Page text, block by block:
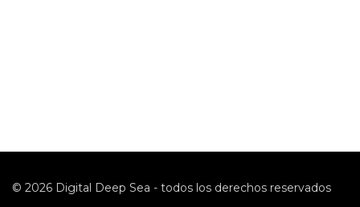
© 2026 Digital Deep Sea - todos los derechos reservados